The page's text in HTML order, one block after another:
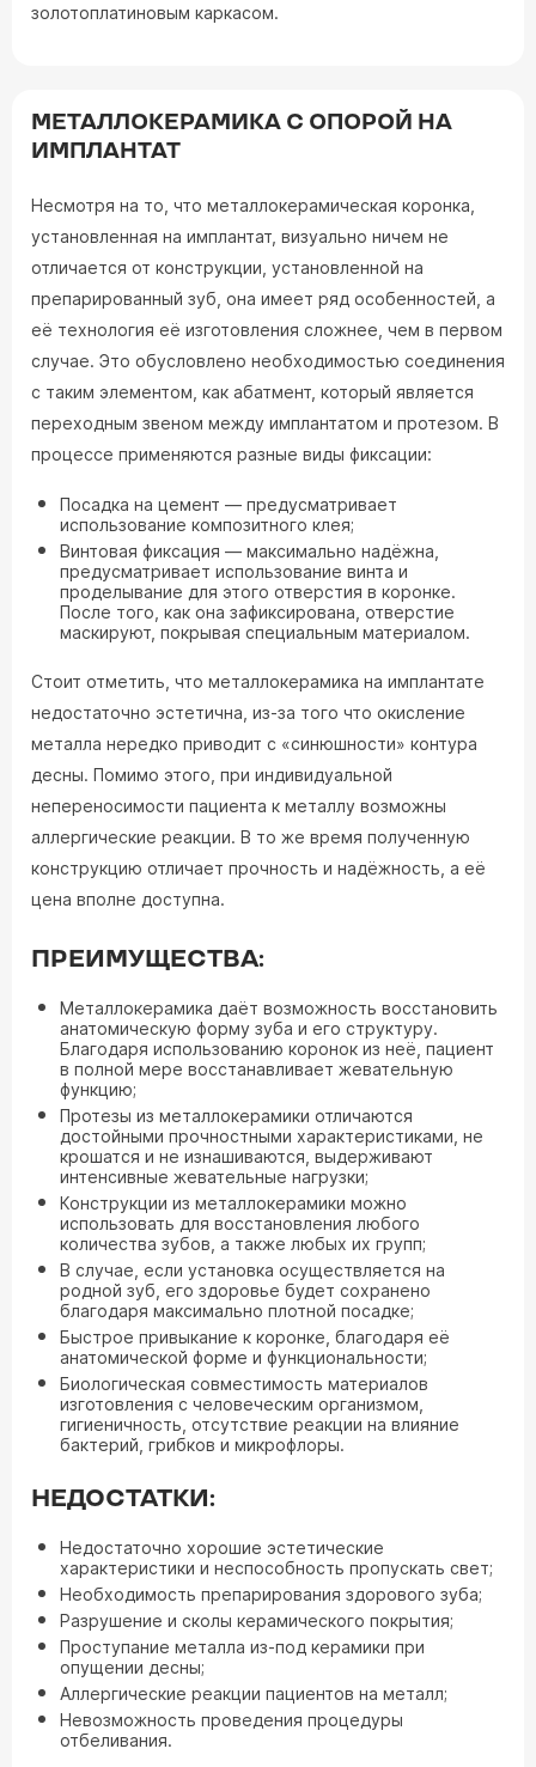
золотоплатиновым каркасом.
МЕТАЛЛОКЕРАМИКА С ОПОРОЙ НА
ИМПЛАНТАТ
Несмотря на то, что металлокерамическая коронка,
установленная на имплантат, визуально ничем не
отличается от конструкции, установленной на
препарированный зуб, она имеет ряд особенностей, а
её технология её изготовления сложнее, чем в первом
случае. Это обусловлено необходимостью соединения
с таким элементом, как абатмент, который является
переходным звеном между имплантатом и протезом. В
процессе применяются разные виды фиксации:
Посадка на цемент — предусматривает
использование композитного клея;
Винтовая фиксация — максимально надёжна,
предусматривает использование винта и
проделывание для этого отверстия в коронке.
После того, как она зафиксирована, отверстие
маскируют, покрывая специальным материалом.
Стоит отметить, что металлокерамика на имплантате
недостаточно эстетична, из-за того что окисление
металла нередко приводит с «синюшности» контура
десны. Помимо этого, при индивидуальной
непереносимости пациента к металлу возможны
аллергические реакции. В то же время полученную
конструкцию отличает прочность и надёжность, а её
цена вполне доступна.
ПРЕИМУЩЕСТВА:
Металлокерамика даёт возможность восстановить
анатомическую форму зуба и его структуру.
Благодаря использованию коронок из неё, пациент
в полной мере восстанавливает жевательную
функцию;
Протезы из металлокерамики отличаются
достойными прочностными характеристиками, не
крошатся и не изнашиваются, выдерживают
интенсивные жевательные нагрузки;
Конструкции из металлокерамики можно
использовать для восстановления любого
количества зубов, а также любых их групп;
В случае, если установка осуществляется на
родной зуб, его здоровье будет сохранено
благодаря максимально плотной посадке;
Быстрое привыкание к коронке, благодаря её
анатомической форме и функциональности;
Биологическая совместимость материалов
изготовления с человеческим организмом,
гигиеничность, отсутствие реакции на влияние
бактерий, грибков и микрофлоры.
НЕДОСТАТКИ:
Недостаточно хорошие эстетические
характеристики и неспособность пропускать свет;
Необходимость препарирования здорового зуба;
Разрушение и сколы керамического покрытия;
Проступание металла из-под керамики при
опущении десны;
Аллергические реакции пациентов на металл;
Невозможность проведения процедуры
отбеливания.